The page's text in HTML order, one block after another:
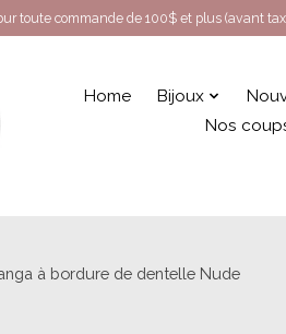
toute commande de 100$ et plus (avant
Home Bijoux
Nos
à bordure de dentelle Nude